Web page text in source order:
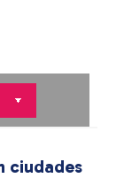
ciudades